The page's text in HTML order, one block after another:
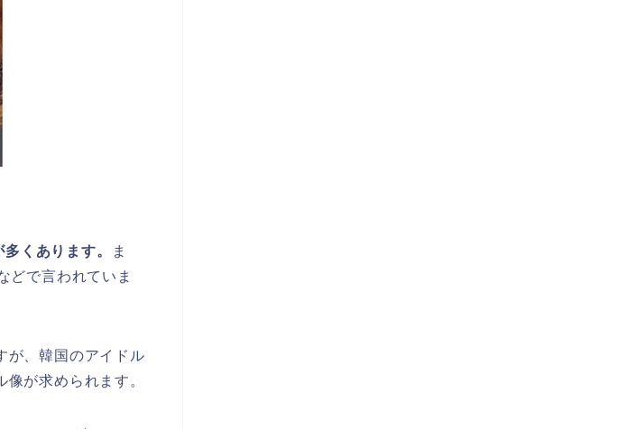
くあります。
ま
どで言われていま
が、韓国のアイドル
が求められます。